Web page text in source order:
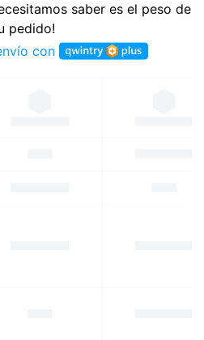
saber es el peso de
pedido!
con